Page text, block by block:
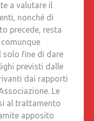
a valutare il
nonché di
precede, resta
solo fine di dare
previsti dalle
dai rapporti
Le
al trattamento
apposito